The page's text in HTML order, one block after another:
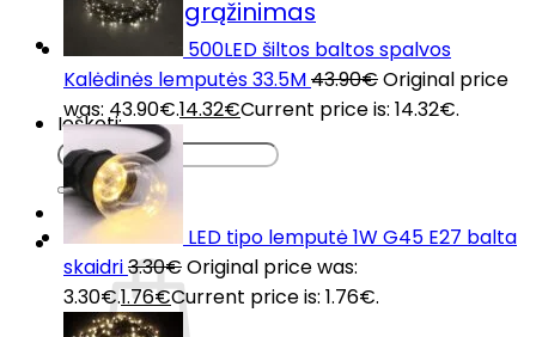
Prekių grąžinimas
Kontaktai
Ieškoti:
500LED šiltos baltos spalvos
Kalėdinės lemputės 33.5M43.90€Original price
was: 43.90€.14.32€Current price is: 14.32€.
LED tipo lemputė 1W G45 E27 balta
skaidri3.30€Original price was:
3.30€.1.76€Current price is: 1.76€.